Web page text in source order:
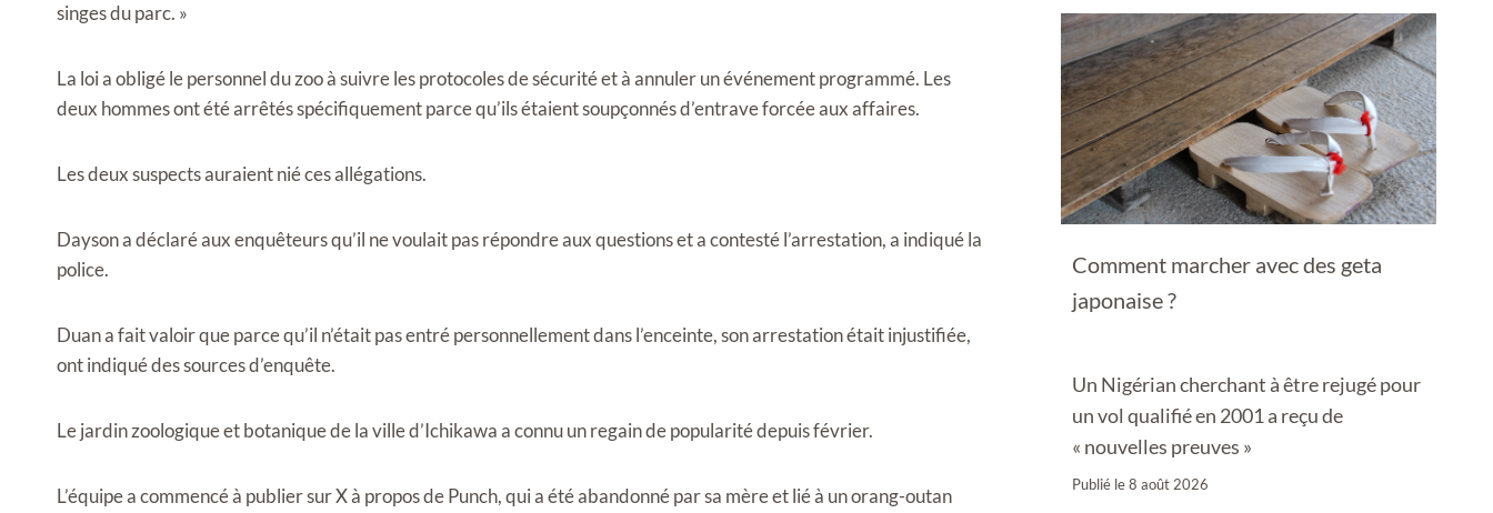
singes du parc. »
La loi a obligé le personnel du zoo à suivre les protocoles de sécurité et à annuler un événement programmé. Les
deux hommes ont été arrêtés spécifiquement parce qu’ils étaient soupçonnés d’entrave forcée aux affaires.
Les deux suspects auraient nié ces allégations.
Dayson a déclaré aux enquêteurs qu’il ne voulait pas répondre aux questions et a contesté l’arrestation, a indiqué la
police.
Duan a fait valoir que parce qu’il n’était pas entré personnellement dans l’enceinte, son arrestation était injustifiée,
ont indiqué des sources d’enquête.
Le jardin zoologique et botanique de la ville d’Ichikawa a connu un regain de popularité depuis février.
L’équipe a commencé à publier sur X à propos de Punch, qui a été abandonné par sa mère et lié à un orang-outan
Comment marcher avec des geta
japonaise ?
Un Nigérian cherchant à être rejugé pour
un vol qualifié en 2001 a reçu de
« nouvelles preuves »
Publié le8 août 2026